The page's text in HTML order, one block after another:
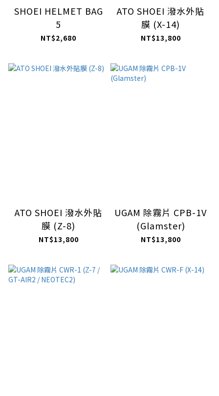
SHOEI HELMET BAG
5
NT$2,680
ATO SHOEI 潑水外貼
膜 (X-14)
NT$13,800
ATO SHOEI 潑水外貼
膜 (Z-8)
NT$13,800
UGAM 除霧片 CPB-1V
(Glamster)
NT$13,800